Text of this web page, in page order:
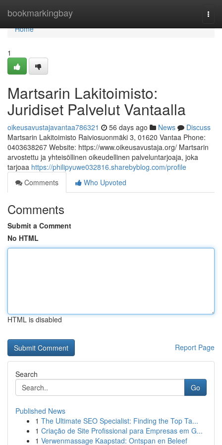
bookmarkingbay
Home
Home
1
Martsarin Lakitoimisto:
Juridiset Palvelut Vantaalla
oikeusavustajavantaa786321 56 days ago News
Discuss
Martsarin Lakitoimisto Raiviosuonmäki 3, 01620 Vantaa Phone:
0403638267 Website: https://www.oikeusavustaja.org/ Martsarin
arvostettu ja yhteisöllinen oikeudellinen palveluntarjoaja, joka
tarjoaa https://philipyuwe032816.sharebyblog.com/profile
Comments
Who Upvoted
Comments
Submit a Comment
No HTML
HTML is disabled
Report Page
Search
Go
Published News
1 The Ultimate SEO Specialist: Finding the Top Ta...
1 Criação de Site Profissional para Empresas em G...
1 Verwenmassage Kaapstad: Ontspan en Beleef